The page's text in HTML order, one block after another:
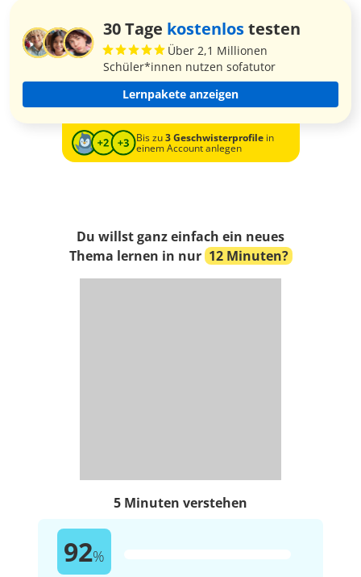
30 Tage kostenlostesten
Über 2,1 Millionen
Schüler*innen nutzen sofatutor
Lernpakete anzeigen
Bis zu3 Geschwisterprofilein
einem Account anlegen
Du willst ganz einfach ein neues
Thema lernen in nur 12 Minuten?
5 Minuten verstehen
92%